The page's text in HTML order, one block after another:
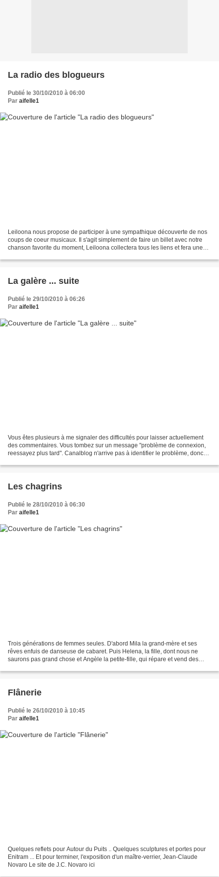
La radio des blogueurs
Publié le 30/10/2010 à 06:00
Par aifelle1
Leiloona nous propose de participer à une sympathique découverte de nos
coups de coeur musicaux. Il s'agit simplement de faire un billet avec notre
chanson favorite du moment, Leiloona collectera tous les liens et fera une
La galère ... suite
Publié le 29/10/2010 à 06:26
Par aifelle1
Vous êtes plusieurs à me signaler des difficultés pour laisser actuellement
des commentaires. Vous tombez sur un message "problème de connexion,
reessayez plus tard". Canalblog n'arrive pas à identifier le problème, donc
Les chagrins
Publié le 28/10/2010 à 06:30
Par aifelle1
Trois générations de femmes seules. D'abord Mila la grand-mère et ses
rêves enfuis de danseuse de cabaret. Puis Helena, la fille, dont nous ne
saurons pas grand chose et Angèle la petite-fille, qui répare et vend des
Flânerie
Publié le 26/10/2010 à 10:45
Par aifelle1
Quelques reflets pour Autour du Puits .. Quelques sculptures et portes pour
Enitram ... Et pour terminer, l'exposition d'un maître-verrier, Jean-Claude
Novaro Le site de J.C. Novaro ici